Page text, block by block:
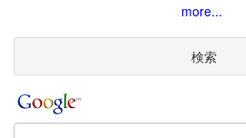
more...
検索